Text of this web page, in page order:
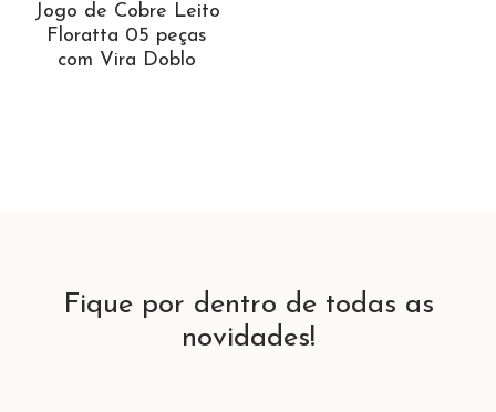
Jogo de Cobre Leito
Floratta 05 peças
com Vira Doblo
Fique por dentro de todas as
novidades!